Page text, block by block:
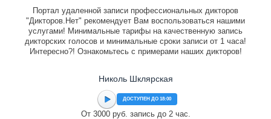
Портал удаленной записи профессиональных дикторов
"Дикторов.Нет" рекомендует Вам воспользоваться нашими
услугами! Минимальные тарифы на качественную запись
дикторских голосов и минимальные сроки записи от 1 часа!
Интересно?! Ознакомьтесь с примерами наших дикторов!
Николь Шклярская
ДОСТУПЕН ДО 18:00
От 3000 руб. запись до 2 час.